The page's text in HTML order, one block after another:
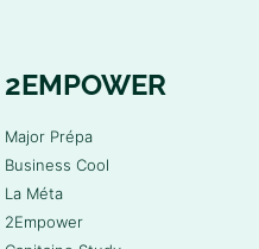
2EMPOWER
Major Prépa
Business Cool
La Méta
2Empower